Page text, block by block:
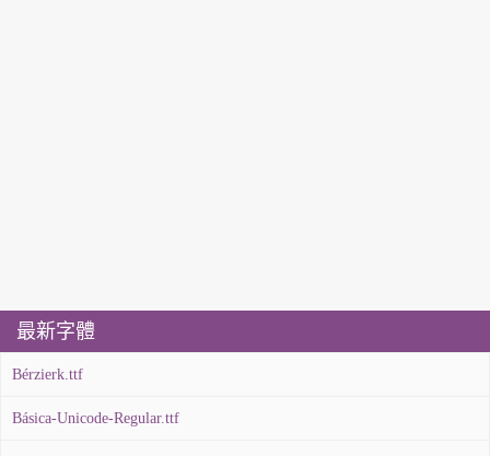
最新字體
Bérzierk.ttf
Básica-Unicode-Regular.ttf